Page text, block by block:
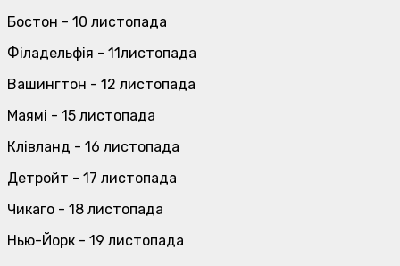
Бостон - 10 листопада
Філадельфія - 11листопада
Вашингтон - 12 листопада
Маямі - 15 листопада
Клівланд - 16 листопада
Детройт - 17 листопада
Чикаго - 18 листопада
Нью-Йорк - 19 листопада